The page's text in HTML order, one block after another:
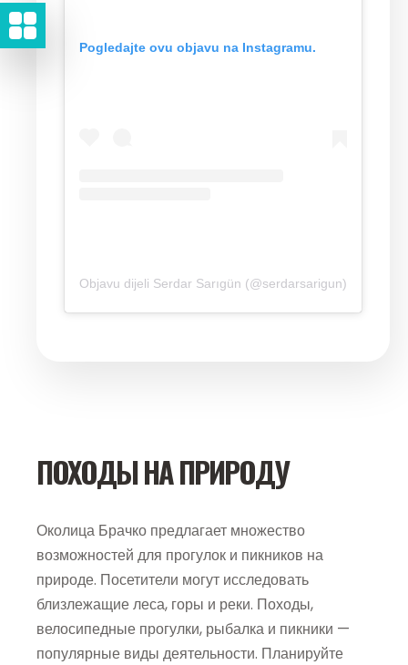
Pogledajte ovu objavu na Instagramu.
Objavu dijeli Serdar Sarıgün (@serdarsarigun)
ПОХОДЫ НА ПРИРОДУ
Околица Брачко предлагает множество
возможностей для прогулок и пикников на
природе. Посетители могут исследовать
близлежащие леса, горы и реки. Походы,
велосипедные прогулки, рыбалка и пикники —
популярные виды деятельности. Планируйте